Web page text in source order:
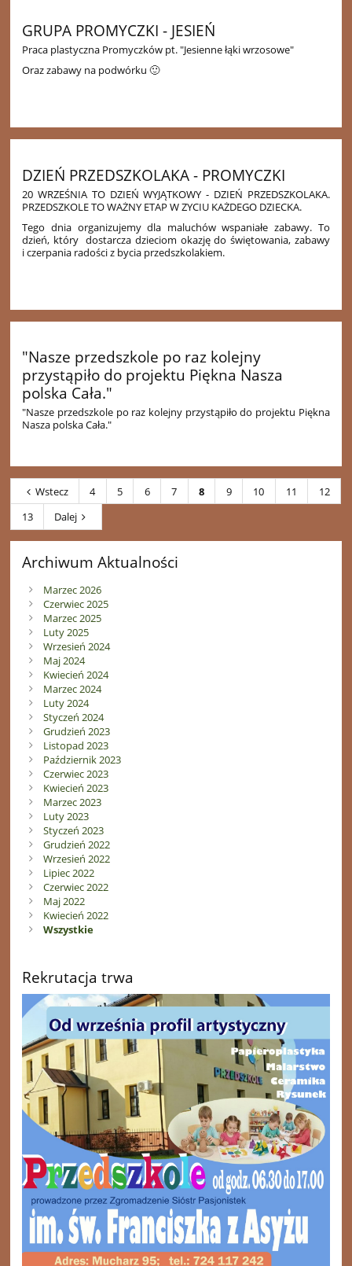
GRUPA PROMYCZKI - JESIEŃ
Praca plastyczna Promyczków pt. "Jesienne łąki wrzosowe"
Oraz zabawy na podwórku 🙂
DZIEŃ PRZEDSZKOLAKA - PROMYCZKI
20 WRZEŚNIA TO DZIEŃ WYJĄTKOWY - DZIEŃ PRZEDSZKOLAKA.
PRZEDSZKOLE TO WAŻNY ETAP W ZYCIU KAŻDEGO DZIECKA.
Tego dnia organizujemy dla maluchów wspaniałe zabawy. To
dzień, który dostarcza dzieciom okazję do świętowania, zabawy
i czerpania radości z bycia przedszkolakiem.
"Nasze przedszkole po raz kolejny
przystąpiło do projektu Piękna Nasza
polska Cała."
"Nasze przedszkole po raz kolejny przystąpiło do projektu Piękna
Nasza polska Cała."
Wstecz 4 5 6 7 8 9 10 11
12
13
Dalej
Archiwum Aktualności
Marzec 2026
Czerwiec 2025
Marzec 2025
Luty 2025
Wrzesień 2024
Maj 2024
Kwiecień 2024
Marzec 2024
Luty 2024
Styczeń 2024
Grudzień 2023
Listopad 2023
Październik 2023
Czerwiec 2023
Kwiecień 2023
Marzec 2023
Luty 2023
Styczeń 2023
Grudzień 2022
Wrzesień 2022
Lipiec 2022
Czerwiec 2022
Maj 2022
Kwiecień 2022
Wszystkie
Rekrutacja trwa